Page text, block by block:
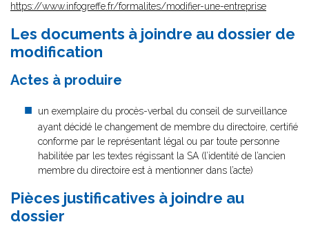
https://www.infogreffe.fr/formalites/modifier-une-entreprise
Les documents à joindre au dossier de
modification
Actes à produire
un exemplaire du procès-verbal du conseil de surveillance
ayant décidé le changement de membre du directoire, certifié
conforme par le représentant légal ou par toute personne
habilitée par les textes régissant la SA (l’identité de l’ancien
membre du directoire est à mentionner dans l’acte)
Pièces justificatives à joindre au
dossier